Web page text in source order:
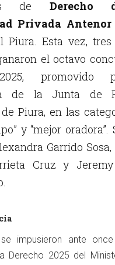
de Derecho
Privada Antenor
Piura. Esta vez,
el octavo
promovido
de la Junta de
Piura, en las
y “mejor oradora”.
Garrido
Cruz y
impusieron ante
Derecho 2025 del